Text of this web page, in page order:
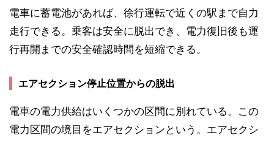
電車に蓄電池があれば、徐行運転で近くの駅まで自力
走行できる。乗客は安全に脱出でき、電力復旧後も運
行再開までの安全確認時間を短縮できる。
エアセクション停止位置からの脱出
電車の電力供給はいくつかの区間に別れている。この
電力区間の境目をエアセクションという。エアセクシ